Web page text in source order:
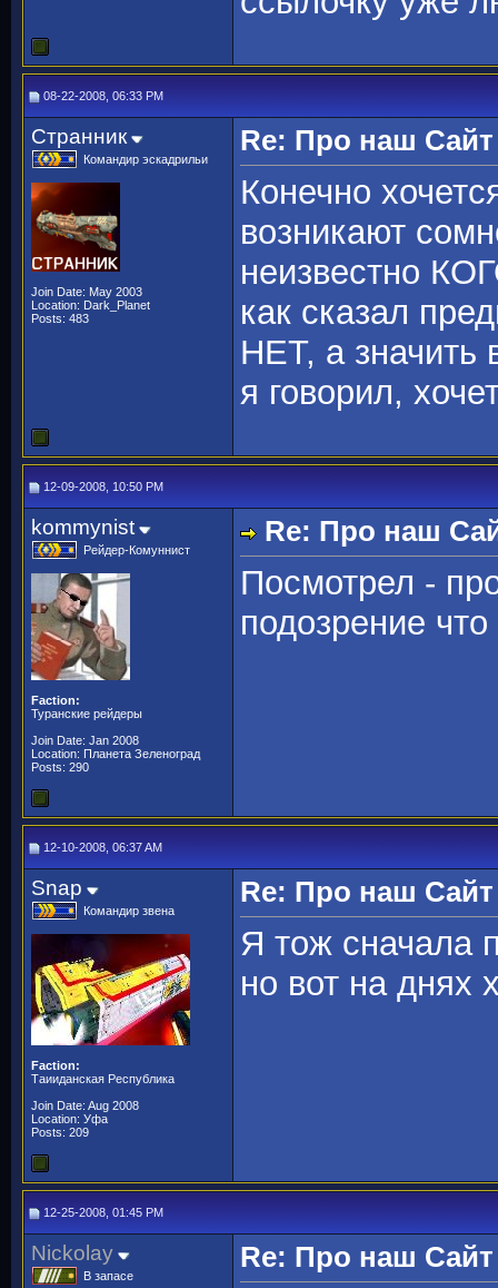
08-22-2008, 06:33 PM
Странник
Командир эскадрильи
Join Date: May 2003
Location: Dark_Planet
Posts: 483
Re: Про наш Сайт
Конечно
возникают
неизвестно
как сказал
НЕТ, а значить
я говорил,
12-09-2008, 10:50 PM
kommynist
Рейдер-Комуннист
Faction:
Туранские рейдеры
Join Date: Jan 2008
Location: Планета Зеленоград
Posts: 290
Re: Про наш
Посмотрел -
подозрение
12-10-2008, 06:37 AM
Snap
Командир звена
Faction:
Таииданская Республика
Join Date: Aug 2008
Location: Уфа
Posts: 209
Re: Про наш Сайт
Я тож сначала
но вот на днях
12-25-2008, 01:45 PM
Nickolay
В запасе
Re: Про наш Сайт